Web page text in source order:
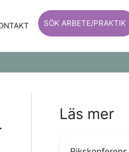
SÖK ARBETE/PRAKTIK
Läs mer